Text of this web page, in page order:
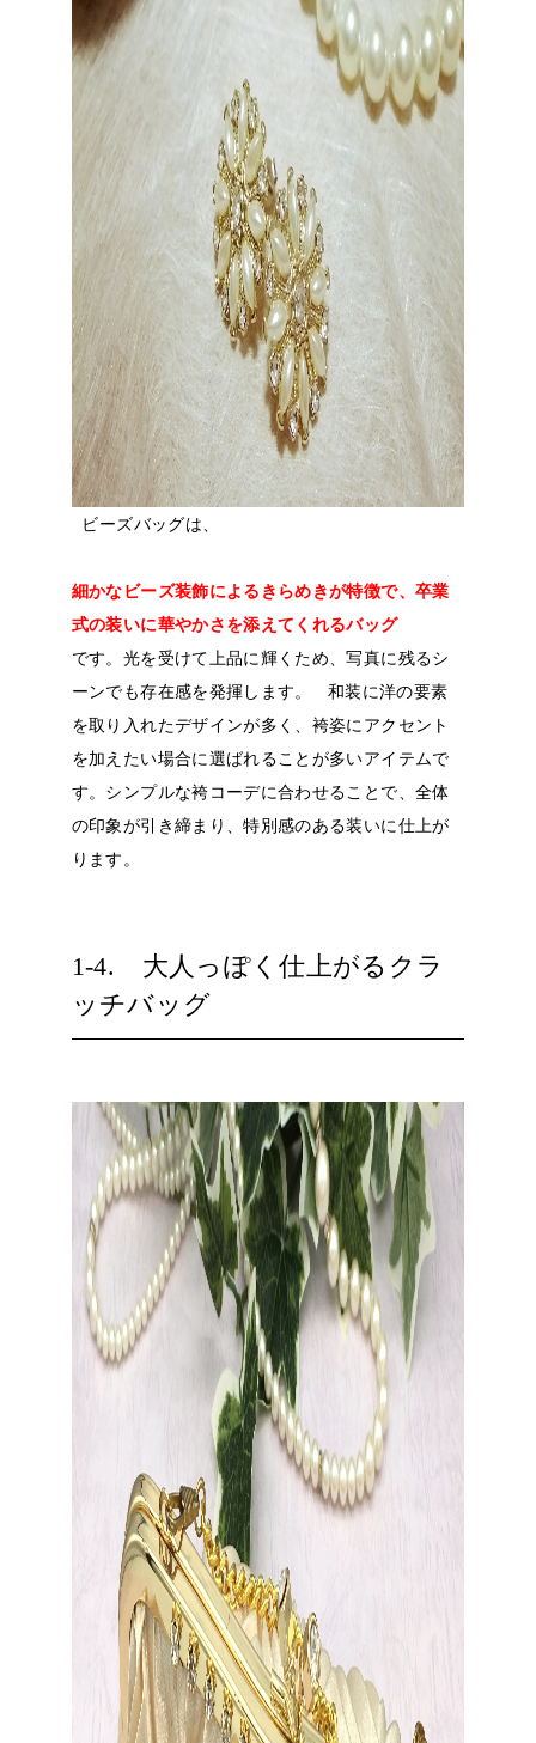
ビーズバッグは、
細かなビーズ装飾によるきらめきが特徴で、卒業
式の装いに華やかさを添えてくれるバッグ
です。光を受けて上品に輝くため、写真に残るシ
ーンでも存在感を発揮します。
和装に洋の要素
を取り入れたデザインが多く、袴姿にアクセント
を加えたい場合に選ばれることが多いアイテムで
す。シンプルな袴コーデに合わせることで、全体
の印象が引き締まり、特別感のある装いに仕上が
ります。
1-4. 大人っぽく仕上がるクラ
ッチバッグ